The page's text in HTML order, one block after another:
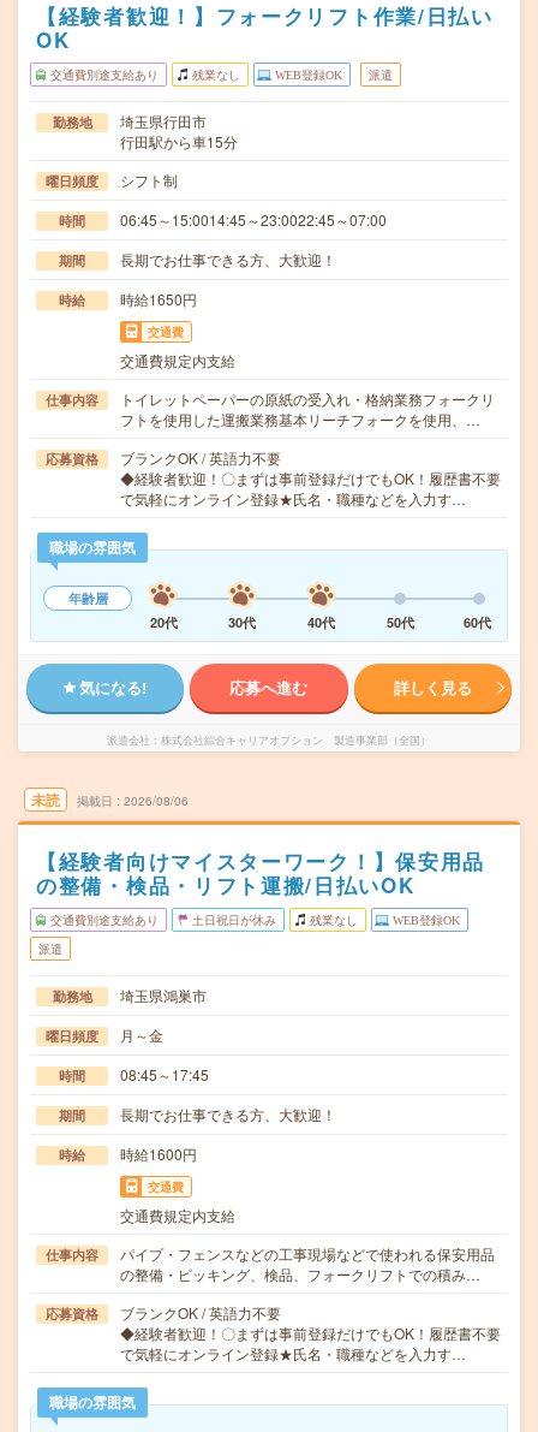
【経験者歓迎！】フォークリフト作業/日払い
OK
交通費別途支給あり 残業なし WEB登録OK 派遣
勤務地
埼玉県行田市
行田駅から車15分
曜日頻度 シフト制
時間 06:45～15:0014:45～23:0022:45～07:00
期間 長期でお仕事できる方、大歓迎！
時給 時給1650円
交通費
交通費規定内支給
仕事内容
トイレットペーパーの原紙の受入れ・格納業務フォークリ
フトを使用した運搬業務基本リーチフォークを使用、…
応募資格
ブランクOK / 英語力不要
◆経験者歓迎！〇まずは事前登録だけでもOK！履歴書不要
で気軽にオンライン登録★氏名・職種などを入力す…
職場の雰囲気
年齢層
20代
30代 40代 50代 60代
気になる! 応募へ進む 詳しく見る
派遣会社 株式会社綜合キャリアオプション 製造事業部（全国）
未読 掲載日 2026/08/06
【経験者向けマイスターワーク！】保安用品
の整備・検品・リフト運搬/日払いOK
交通費別途支給あり 土日祝日が休み 残業なし WEB登録OK
派遣
勤務地 埼玉県鴻巣市
曜日頻度 月～金
時間 08:45～17:45
期間 長期でお仕事できる方、大歓迎！
時給 時給1600円
交通費
交通費規定内支給
仕事内容
パイプ・フェンスなどの工事現場などで使われる保安用品
の整備・ピッキング、検品、フォークリフトでの積み…
応募資格
ブランクOK / 英語力不要
◆経験者歓迎！〇まずは事前登録だけでもOK！履歴書不要
で気軽にオンライン登録★氏名・職種などを入力す…
職場の雰囲気